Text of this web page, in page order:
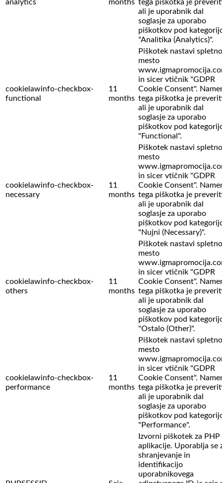
analytics months tega piškotka je
ali je uporabnik dal
soglasje za uporabo
piškotkov pod
"Analitika (Analytics)".
cookielawinfo-checkbox-
functional
11
months
Piškotek nastavi spletno
mesto
in sicer vtičnik "GDPR
Cookie Consent".
tega piškotka je
ali je uporabnik dal
soglasje za uporabo
piškotkov pod
"Functional".
cookielawinfo-checkbox-
necessary
11
months
Piškotek nastavi spletno
mesto
in sicer vtičnik "GDPR
Cookie Consent".
tega piškotka je
ali je uporabnik dal
soglasje za uporabo
piškotkov pod
"Nujni (Necessary)".
cookielawinfo-checkbox-
others
11
months
Piškotek nastavi spletno
mesto
in sicer vtičnik "GDPR
Cookie Consent".
tega piškotka je
ali je uporabnik dal
soglasje za uporabo
piškotkov pod
"Ostalo (Other)".
cookielawinfo-checkbox-
performance
11
months
Piškotek nastavi spletno
mesto
in sicer vtičnik "GDPR
Cookie Consent".
tega piškotka je
ali je uporabnik dal
soglasje za uporabo
piškotkov pod
"Performance".
Izvorni piškotek za PHP
aplikacije. Uporablja se
shranjevanje in
identifikacijo
uporabnikovega